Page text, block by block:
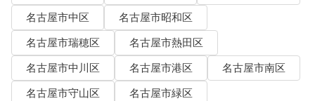
名古屋市中区
名古屋市昭和区
名古屋市瑞穂区
名古屋市熱田区
名古屋市中川区
名古屋市港区
名古屋市南区
名古屋市守山区
名古屋市緑区